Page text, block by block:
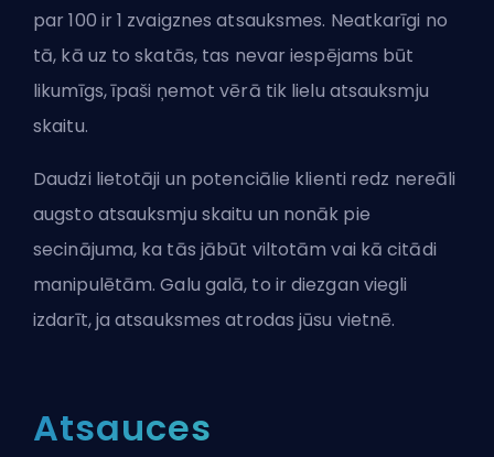
par 100 ir 1 zvaigznes atsauksmes. Neatkarīgi no
tā, kā uz to skatās, tas nevar iespējams būt
likumīgs, īpaši ņemot vērā tik lielu atsauksmju
skaitu.
Daudzi lietotāji un potenciālie klienti redz nereāli
augsto atsauksmju skaitu un nonāk pie
secinājuma, ka tās jābūt viltotām vai kā citādi
manipulētām. Galu galā, to ir diezgan viegli
izdarīt, ja atsauksmes atrodas jūsu vietnē.
Atsauces